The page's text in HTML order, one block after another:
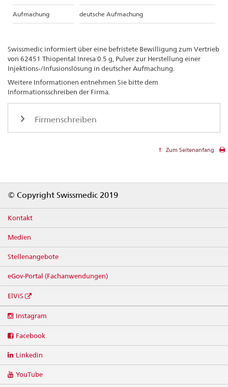
Aufmachung deutsche Aufmachung
Swissmedic informiert über eine befristete Bewilligung zum Vertrieb
von 62451 Thiopental Inresa 0.5 g, Pulver zur Herstellung einer
Injektions-/Infusionslösung in deutscher Aufmachung.
Weitere Informationen entnehmen Sie bitte dem
Informationsschreiben der Firma.
Firmenschreiben
Zum Seitenanfang
© Copyright Swissmedic 2019
Kontakt
Medien
Stellenangebote
eGov-Portal (Fachanwendungen)
ElViS
media
Instagram
Facebook
Linkedin
YouTube